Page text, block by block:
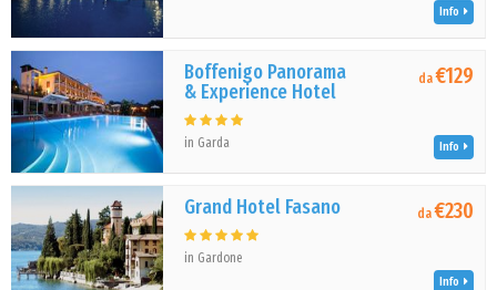
Info
Boffenigo Panorama
& Experience Hotel
in Garda
da€129
Info
Grand Hotel Fasano
in Gardone
da€230
Info